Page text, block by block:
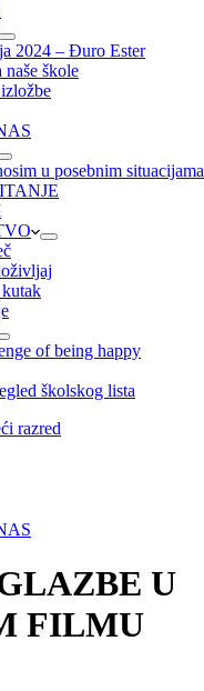
2024 – Đuro Ester
naše škole
u posebnim situacijama
of being happy
školskog lista
U
FILMU